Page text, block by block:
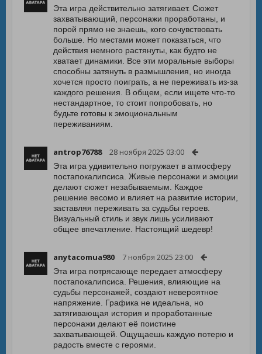
Эта игра действительно затягивает. Сюжет
захватывающий, персонажи проработаны, и
порой прямо не знаешь, кого сочувствовать
больше. Но местами может показаться, что
действия немного растянуты, как будто не
хватает динамики. Все эти моральные выборы
способны затянуть в размышления, но иногда
хочется просто поиграть, а не переживать из-за
каждого решения. В общем, если ищете что-то
нестандартное, то стоит попробовать, но
будьте готовы к эмоциональным
переживаниям.
antrop76788 28 ноября 2025 03:00
Эта игра удивительно погружает в атмосферу
постапокалипсиса. Живые персонажи и эмоции
делают сюжет незабываемым. Каждое
решение весомо и влияет на развитие истории,
заставляя переживать за судьбы героев.
Визуальный стиль и звук лишь усиливают
общее впечатление. Настоящий шедевр!
anytacomua980 7 ноября 2025 23:00
Эта игра потрясающе передает атмосферу
постапокалипсиса. Решения, влияющие на
судьбы персонажей, создают невероятное
напряжение. Графика не идеальна, но
затягивающая история и проработанные
персонажи делают её поистине
захватывающей. Ощущаешь каждую потерю и
радость вместе с героями.